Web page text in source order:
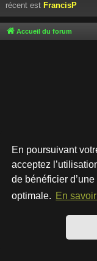
En poursuivant
acceptez
de bénéficier
optimale. En
récent est FrancisP
Accueil du forum
Développé